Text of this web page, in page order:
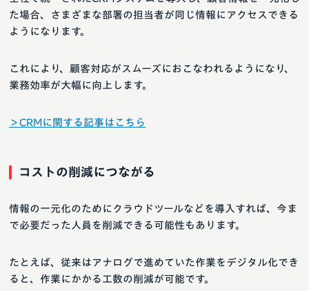
た場合、さまざまな部署の担当者が同じ情報にアクセスできる
ようになります。
これにより、顧客対応がスムーズにおこなわれるようになり、
業務効率が大幅に向上します。
＞CRMに関する記事はこちら
コストの削減につながる
情報の一元化のためにクラウドツールなどを導入すれば、今ま
で必要だった人員を削減できる可能性もあります。
たとえば、従来はアナログで進めていた作業をデジタル化でき
ると、作業にかかる工数の削減が可能です。